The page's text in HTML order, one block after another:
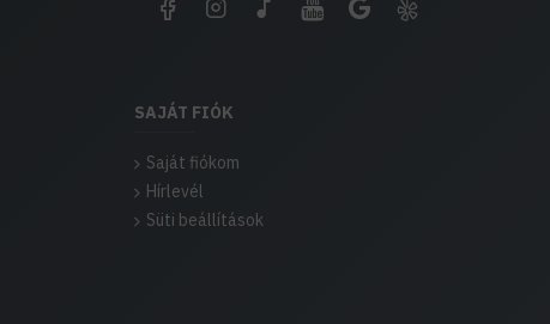
SAJÁT FIÓK
Saját fiókom
Hírlevél
Süti beállítások